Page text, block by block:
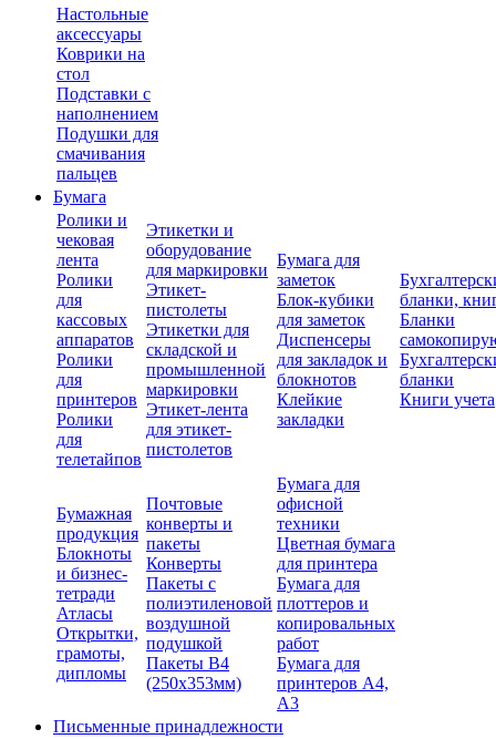
Настольные
аксессуары
Коврики на
стол
Подставки с
наполнением
Подушки для
смачивания
пальцев
Бумага
Ролики и
чековая
лента
Ролики
для
кассовых
аппаратов
Ролики
для
принтеров
Ролики
для
телетайпов
Этикетки и
оборудование
для маркировки
Этикет-
пистолеты
Этикетки для
складской и
промышленной
маркировки
Этикет-лента
для этикет-
пистолетов
Бумага для
заметок
Блок-кубики
для заметок
Диспенсеры
для закладок и
блокнотов
Клейкие
закладки
бланки,
Бланки
бланки
Книги учета
Бумажная
продукция
Блокноты
и бизнес-
тетради
Атласы
Открытки,
грамоты,
дипломы
Почтовые
конверты и
пакеты
Конверты
Пакеты с
полиэтиленовой
воздушной
подушкой
Пакеты В4
(250х353мм)
Бумага для
офисной
техники
Цветная бумага
для принтера
Бумага для
плоттеров и
копировальных
работ
Бумага для
принтеров А4,
А3
Письменные принадлежности